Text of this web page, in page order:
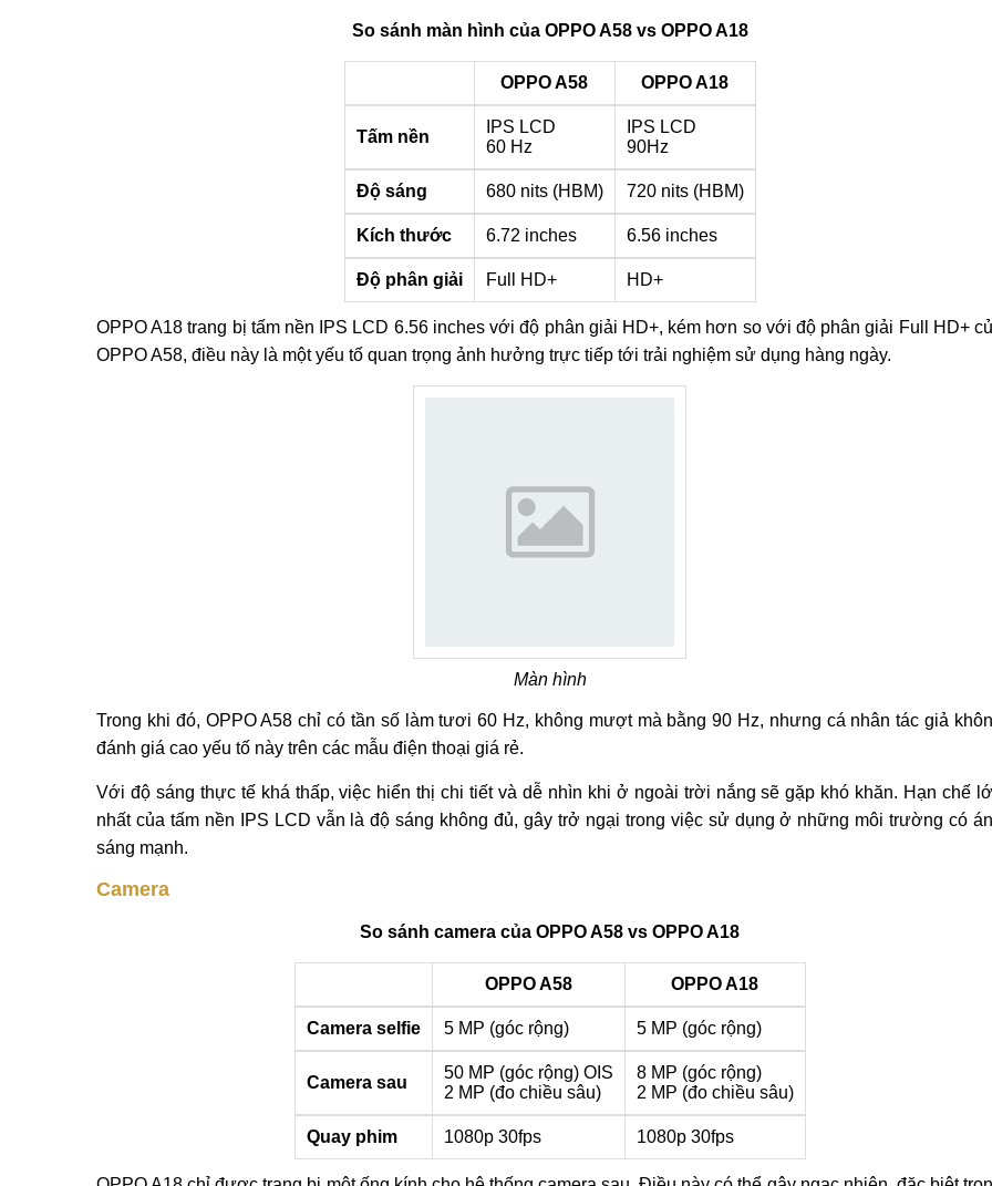
So sánh màn hình của OPPO A58 vs OPPO A18
OPPO A58 OPPO A18
Tấm nền
IPS LCD
60 Hz
IPS LCD
90Hz
Độ sáng 680 nits (HBM) 720 nits (HBM)
Kích thước 6.72 inches 6.56 inches
Độ phân giải Full HD+ HD+
OPPO A18 trang bị tấm nền IPS LCD 6.56 inches với độ phân giải HD+, kém hơn so với độ phân giải Full HD+
OPPO A58, điều này là một yếu tố quan trọng ảnh hưởng trực tiếp tới trải nghiệm sử dụng hàng ngày.
Màn hình
Trong khi đó, OPPO A58 chỉ có tần số làm tươi 60 Hz, không mượt mà bằng 90 Hz, nhưng cá nhân tác giả
đánh giá cao yếu tố này trên các mẫu điện thoại giá rẻ.
Với độ sáng thực tế khá thấp, việc hiển thị chi tiết và dễ nhìn khi ở ngoài trời nắng sẽ gặp khó khăn. Hạn chế
nhất của tấm nền IPS LCD vẫn là độ sáng không đủ, gây trở ngại trong việc sử dụng ở những môi trường có
sáng mạnh.
Camera
So sánh camera của OPPO A58 vs OPPO A18
OPPO A58 OPPO A18
Camera selfie 5 MP (góc rộng) 5 MP (góc rộng)
Camera sau
50 MP (góc rộng) OIS
2 MP (đo chiều sâu)
8 MP (góc rộng)
2 MP (đo chiều sâu)
Quay phim 1080p 30fps 1080p 30fps